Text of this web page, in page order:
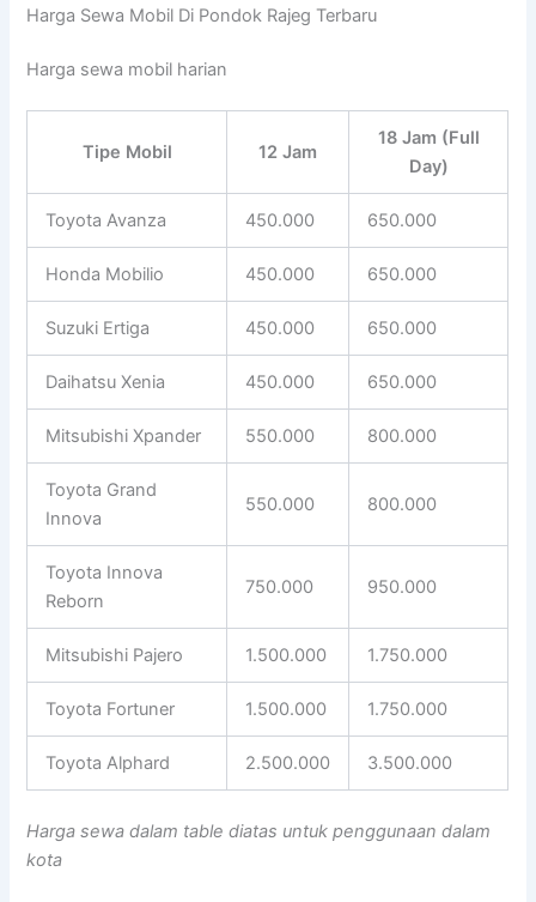
Harga Sewa Mobil Di Pondok Rajeg Terbaru
Harga sewa mobil harian
Tipe Mobil 12 Jam
18 Jam (Full
Day)
Toyota Avanza 450.000 650.000
Honda Mobilio 450.000 650.000
Suzuki Ertiga 450.000 650.000
Daihatsu Xenia 450.000 650.000
Mitsubishi Xpander 550.000 800.000
Toyota Grand
Innova
550.000 800.000
Toyota Innova
Reborn
750.000 950.000
Mitsubishi Pajero 1.500.000 1.750.000
Toyota Fortuner 1.500.000 1.750.000
Toyota Alphard 2.500.000 3.500.000
Harga sewa dalam table diatas untuk penggunaan dalam
kota